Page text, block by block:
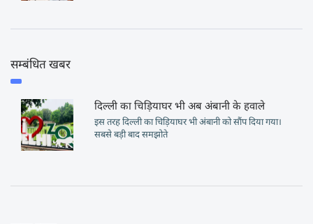
सम्बंधित खबर
दिल्ली का चिड़ियाघर भी अब अंबानी के हवाले
इस तरह दिल्ली का चिड़ियाघर भी अंबानी को सौंप दिया गया।
सबसे बड़ी बाद समझोते